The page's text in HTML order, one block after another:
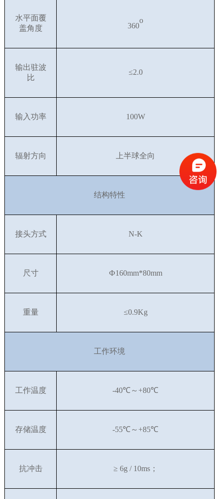
水平面覆
盖角度
360
o
输出驻波
比
≤2.0
输入功率 100W
辐射方向 上半球全向
结构特性
接头方式 N-K
尺寸 Ф160mm*80mm
重量 ≤0.9Kg
工作环境
工作温度 -40℃～ +80℃
存储温度 -55℃～ +85℃
抗冲击 ≥ 6g / 10ms；